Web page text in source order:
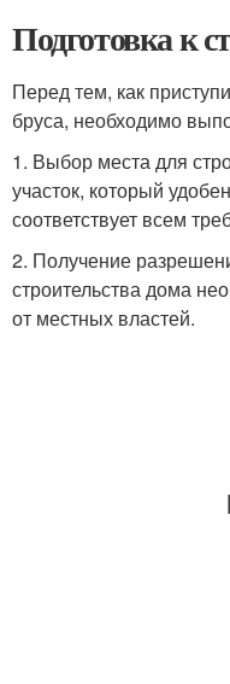
Подготовка к
Перед тем, как
бруса, необходимо
1. Выбор места для
участок, который
соответствует всем
2. Получение
строительства дома
от местных властей.